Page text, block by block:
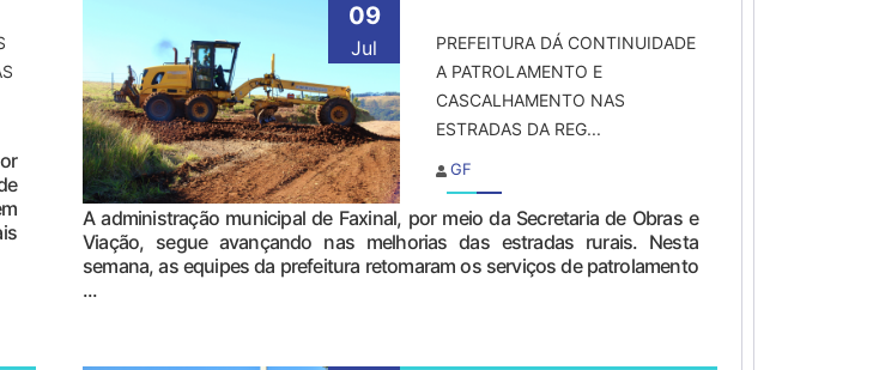
09
Jul
PREFEITURA DÁ CONTINUIDADE
A PATROLAMENTO E
CASCALHAMENTO NAS
ESTRADAS DA REG...
GF
A administração municipal de Faxinal, por meio da Secretaria de Obras e
Viação, segue avançando nas melhorias das estradas rurais. Nesta
semana, as equipes da prefeitura retomaram os serviços de patrolamento
...